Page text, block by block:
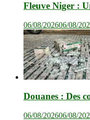
Fleuve Niger :
06/08/202606/08/
Douanes : Des
06/08/202606/08/